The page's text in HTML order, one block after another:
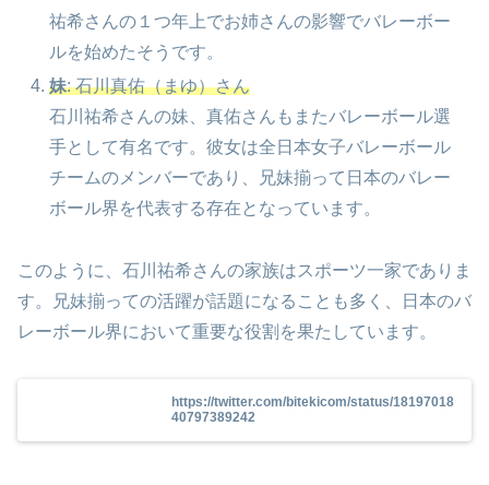
祐希さんの１つ年上でお姉さんの影響でバレーボー
ルを始めたそうです。
妹: 石川真佑（まゆ）さん
石川祐希さんの妹、真佑さんもまたバレーボール選
手として有名です。彼女は全日本女子バレーボール
チームのメンバーであり、兄妹揃って日本のバレー
ボール界を代表する存在となっています。
このように、石川祐希さんの家族はスポーツ一家でありま
す。兄妹揃っての活躍が話題になることも多く、日本のバ
レーボール界において重要な役割を果たしています。
https://twitter.com/bitekicom/status/18197018
40797389242